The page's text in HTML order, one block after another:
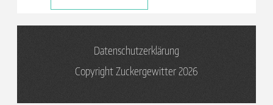
Datenschutzerklärung
Copyright Zuckergewitter 2026